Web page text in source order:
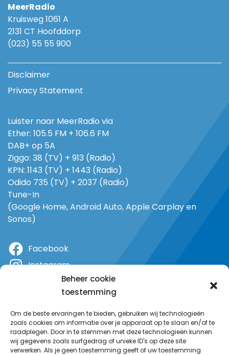
Beheer cookie
toestemming
Om de beste ervaringen te bieden, gebruiken wij technologieën
zoals cookies om informatie over je apparaat op te slaan en/of te
raadplegen. Door in te stemmen met deze technologieën kunnen
wij gegevens zoals surfgedrag of unieke ID's op deze site
verwerken. Als je geen toestemming geeft of uw toestemming
MeerRadio
Kruisweg 1061 A
2131 CT Hoofddorp
(023) 55 55 900
Disclaimer
Privacy Statement
Luister naar MeerRadio via
Ether: 105.5 FM + 106.6 FM
DAB+ op 5A
Ziggo: 38 (TV) + 913 (Radio)
KPN: 1143 (TV) + 1443 (Radio)
Odido 735 (TV) + 2037 (Radio)
Tune-In
(Google Home, Android Auto, Apple Carplay en
Sonos)
Facebook
Instagram
YouTube